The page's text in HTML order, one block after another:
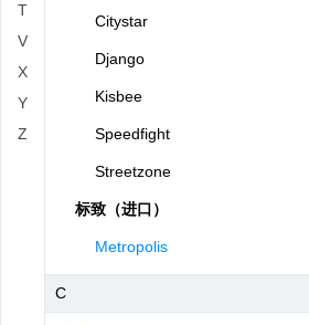
T
V
X
Y
Z
Citystar
Django
Kisbee
Speedfight
Streetzone
标致（进口）
Metropolis
C